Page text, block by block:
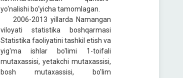
yo‘nalishi bo‘yicha tamomlagan.
2006-2013 yillarda Namangan
viloyati statistika boshqarmasi
Statistika faoliyatini tashkil etish va
yig'ma ishlar bo'limi 1-toifali
mutaxassisi, yetakchi mutaxassisi,
bosh mutaxassisi, bo'lim